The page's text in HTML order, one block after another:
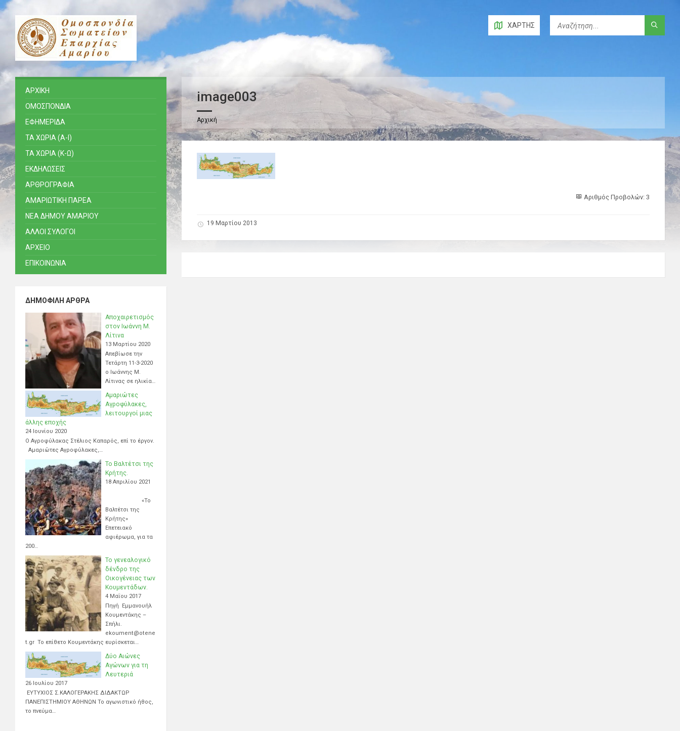
ΧΆΡΤΗΣ
image003
Αρχική
Αριθμός Προβολών: 3
19 Μαρτίου 2013
ΑΡΧΙΚΗ
ΟΜΟΣΠΟΝΔΙΑ
ΕΦΗΜΕΡΙΔΑ
ΤΑ ΧΩΡΙΑ (Α-Ι)
ΤΑ ΧΩΡΙΑ (Κ-Ω)
ΕΚΔΗΛΩΣΕΙΣ
ΑΡΘΡΟΓΡΑΦΙΑ
ΑΜΑΡΙΩΤΙΚΗ ΠΑΡΕΑ
ΝΕΑ ΔΗΜΟΥ ΑΜΑΡΙΟΥ
ΑΛΛΟΙ ΣΥΛΟΓΟΙ
ΑΡΧΕΙΟ
ΕΠΙΚΟΙΝΩΝΙΑ
ΔΗΜΟΦΙΛΉ ΆΡΘΡΑ
Αποχαιρετισμός
στον Ιωάννη Μ.
Λίτινα
13 Μαρτίου 2020
Απεβίωσε την
Τετάρτη 11-3-2020
ο Ιωάννης Μ.
Λίτινας σε ηλικία…
Αμαριώτες
Αγροφύλακες,
λειτουργοί μιας
άλλης εποχής
24 Ιουνίου 2020
Ο Αγροφύλακας Στέλιος Καπαρός, επί το έργον.
Αμαριώτες Αγροφύλακες,…
Το Βαλτέτσι της
Κρήτης.
18 Απριλίου 2021
«Το
Βαλτέτσι της
Κρήτης»
Επετειακό
αφιέρωμα, για τα
200…
Το γενεαλογικό
δένδρο της
Οικογένειας των
Κουμεντάδων.
4 Μαΐου 2017
Πηγή Εμμανουήλ
Κουμεντάκης –
Σπήλι.
ekoument@otene
t.gr Το επίθετο Κουμεντάκης ευρίσκεται…
Δύο Αιώνες
Αγώνων για τη
Λευτεριά
26 Ιουλίου 2017
ΕΥΤΥΧΙΟΣ Σ.ΚΑΛΟΓΕΡΑΚΗΣ ΔΙΔΑΚΤΩΡ
ΠΑΝΕΠΙΣΤΗΜΙΟΥ ΑΘΗΝΩΝ Το αγωνιστικό ήθος,
το πνεύμα…